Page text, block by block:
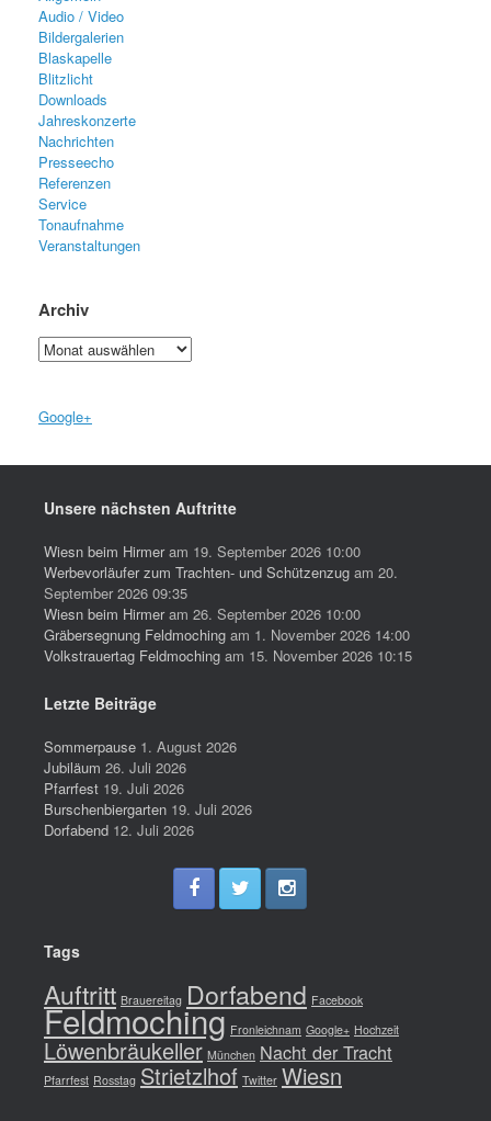
Audio / Video
Bildergalerien
Blaskapelle
Blitzlicht
Downloads
Jahreskonzerte
Nachrichten
Presseecho
Referenzen
Service
Tonaufnahme
Veranstaltungen
Archiv
Archiv
Google+
Unsere nächsten Auftritte
Wiesn beim Hirmeram 19. September 2026 10:00
Werbevorläufer zum Trachten- und Schützenzug am 20.
September 2026 09:35
Wiesn beim Hirmeram 26. September 2026 10:00
Gräbersegnung Feldmoching am 1. November 2026 14:00
Volkstrauertag Feldmoching am 15. November 2026 10:15
Letzte Beiträge
Sommerpause 1. August 2026
Jubiläum 26. Juli 2026
Pfarrfest 19. Juli 2026
Burschenbiergarten 19. Juli 2026
Dorfabend 12. Juli 2026
Tags
Auftritt Brauereitag Dorfabend Facebook
Feldmoching Fronleichnam Google+ Hochzeit
Löwenbräukeller München Nacht der Tracht
Pfarrfest Rosstag Strietzlhof Twitter Wiesn